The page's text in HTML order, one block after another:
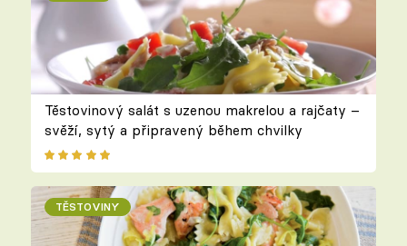
Těstovinový salát s uzenou makrelou a rajčaty –
svěží, sytý a připravený během chvilky
TĚSTOVINY